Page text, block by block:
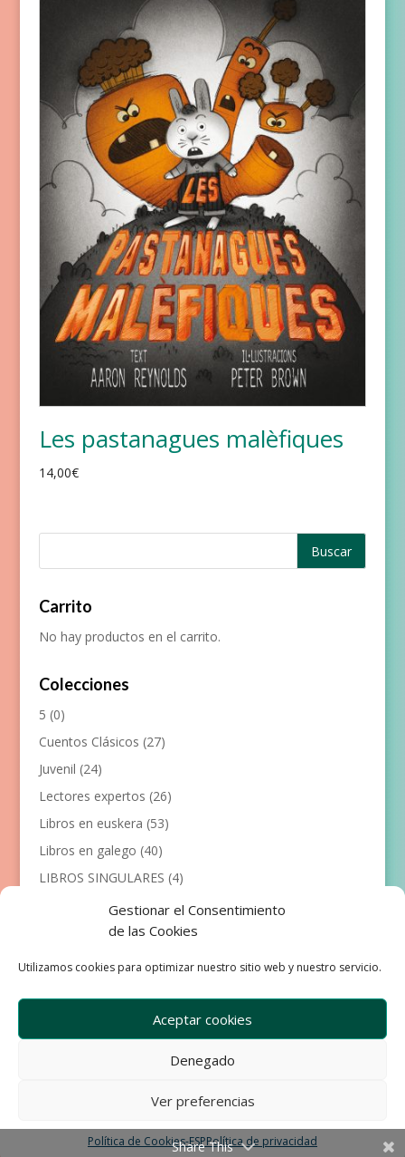
Gestionar el Consentimiento
de las Cookies
Utilizamos cookies para optimizar nuestro sitio web y nuestro servicio.
Aceptar cookies
Denegado
Ver preferencias
Política de Cookies-ESPPolítica de privacidad
Les pastanagues malèfiques
14,00€
Carrito
No hay productos en el carrito.
Colecciones
5 (0)
Cuentos Clásicos (27)
Juvenil (24)
Lectores expertos (26)
Libros en euskera (53)
Libros en galego (40)
LIBROS SINGULARES (4)
Llibres en català (117)
Manualidades (53)
Primeros lectores
(101)
Aviso Legal
Condiciones de Venta
Política de privacidad
Development & Design by Ixole
Share This